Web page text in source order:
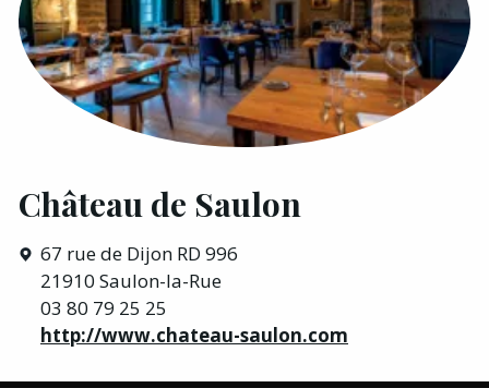
Château de Saulon
67 rue de Dijon RD 996
21910 Saulon-la-Rue
03 80 79 25 25
http://www.chateau-saulon.com